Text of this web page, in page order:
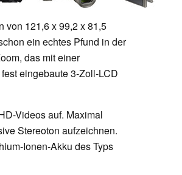
von 121,6 x 99,2 x 81,5
ein echtes Pfund in der
das mit einer
eingebaute 3-Zoll-LCD
Videos auf. Maximal
Stereoton aufzeichnen.
Ionen-Akku des Typs